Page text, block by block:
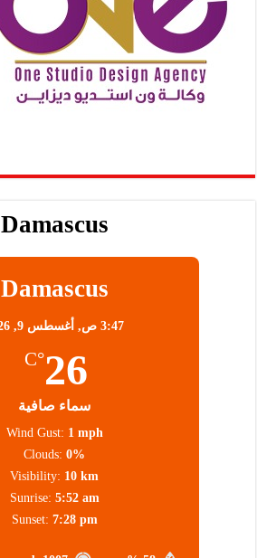
Damascus
Damascus
3:47 ص, أغسطس 9, 2026
26
°C
سماء صافية
Wind Gust: 1 mph
Clouds: 0%
Visibility: 10 km
Sunrise: 5:52 am
Sunset: 7:28 pm